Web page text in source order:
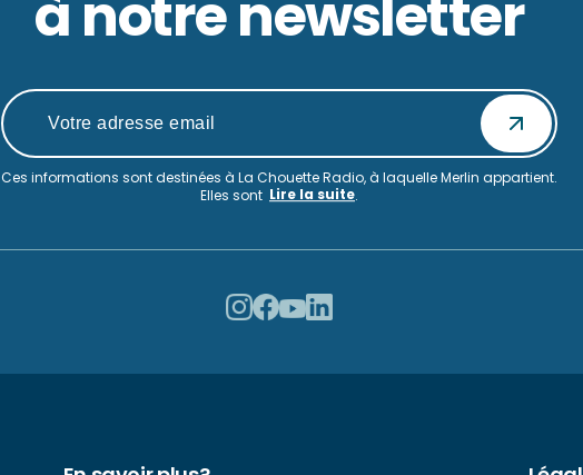
à notre newsletter
Ces informations sont destinées à La Chouette Radio, à laquelle Merlin appartient.
Elles sont Lire la suite.